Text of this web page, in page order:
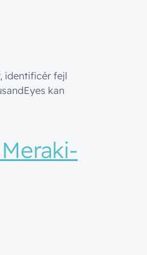
identificér fejl
kan